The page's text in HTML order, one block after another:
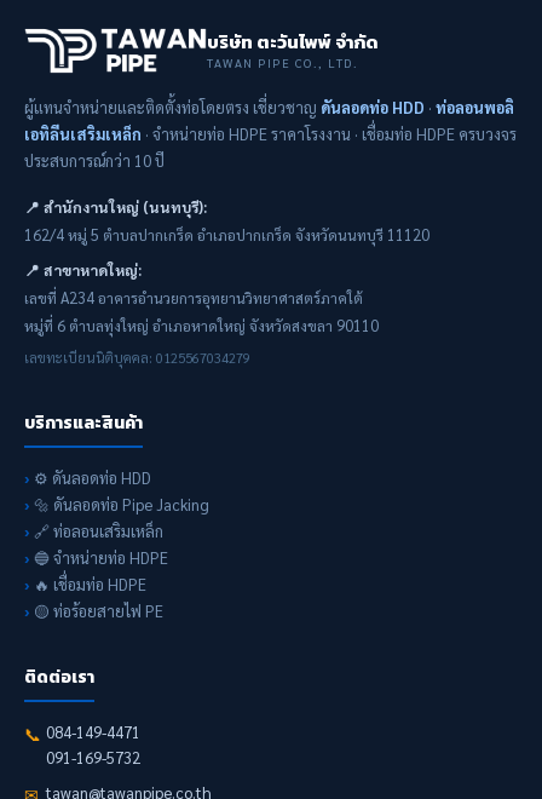
บริษัท ตะวันไพพ์ จำกัด
TAWAN PIPE CO., LTD.
ผู้แทนจำหน่ายและติดตั้งท่อโดยตรง เชี่ยวชาญ ดันลอดท่อ HDD · ท่อลอนพอลิ
เอทิลีนเสริมเหล็ก · จำหน่ายท่อ HDPE ราคาโรงงาน · เชื่อมท่อ HDPE ครบวงจร
ประสบการณ์กว่า 10 ปี
📍 สำนักงานใหญ่ (นนทบุรี):
162/4 หมู่ 5 ตำบลปากเกร็ด อำเภอปากเกร็ด จังหวัดนนทบุรี 11120
📍 สาขาหาดใหญ่:
เลขที่ A234 อาคารอำนวยการอุทยานวิทยาศาสตร์ภาคใต้
หมู่ที่ 6 ตำบลทุ่งใหญ่ อำเภอหาดใหญ่ จังหวัดสงขลา 90110
เลขทะเบียนนิติบุคคล: 0125567034279
บริการและสินค้า
⚙️ ดันลอดท่อ HDD
🔩 ดันลอดท่อ Pipe Jacking
🔗 ท่อลอนเสริมเหล็ก
🔵 จำหน่ายท่อ HDPE
🔥 เชื่อมท่อ HDPE
🟡 ท่อร้อยสายไฟ PE
ติดต่อเรา
📞 084-149-4471
091-169-5732
✉ tawan@tawanpipe.co.th